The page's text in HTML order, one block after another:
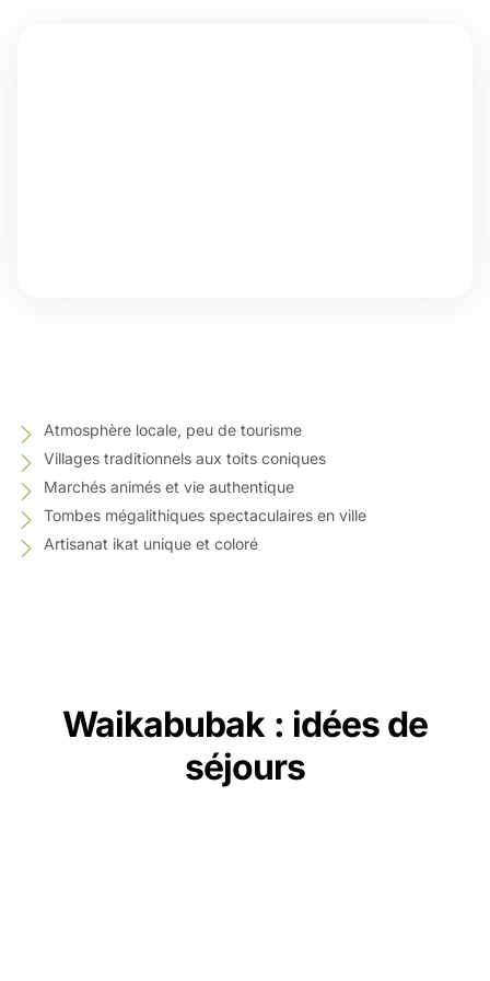
Atmosphère locale, peu de tourisme
Villages traditionnels aux toits coniques
Marchés animés et vie authentique
Tombes mégalithiques spectaculaires en ville
Artisanat ikat unique et coloré
Waikabubak : idées de
séjours